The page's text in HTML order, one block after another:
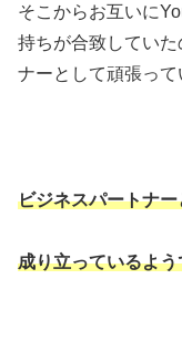
そこからお互いに
持ちが合致してい
ナーとして頑張って
ビジネスパートナ
成り立っているよう